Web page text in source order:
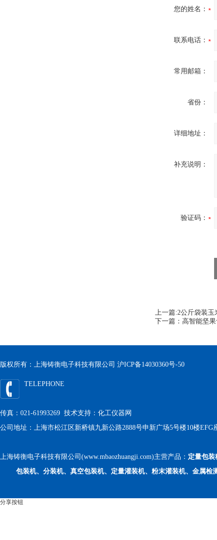
您的姓名：
联系电话：
常用邮箱：
省份：
详细地址：
补充说明：
验证码：
上一篇:2公斤袋装玉
下一篇： 高智能坚
版权所有：上海铸衡电子科技有限公司 沪ICP备14030360号-50
TELEPHONE
传真：021-61993269 技术支持： 化工仪器网
公司地址：上海市松江区新桥镇九新公路2888号申新广场5号楼10楼EFG
上海铸衡电子科技有限公司(www.mbaozhuangji.com)主营产品： 定量包装
包装机、分装机、真空包装机、定量灌装机、粉末灌装机、金属检
分享按钮